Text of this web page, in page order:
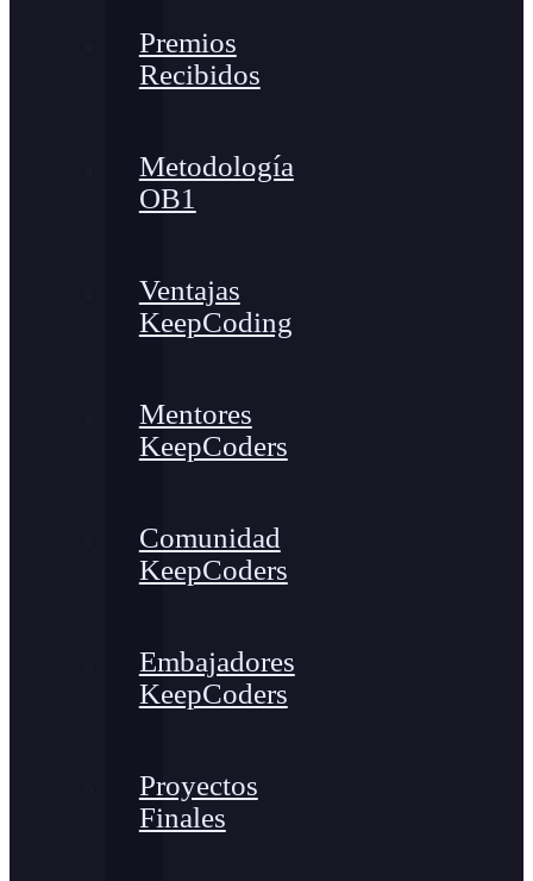
Premios
Recibidos
Metodología
OB1
Ventajas
KeepCoding
Mentores
KeepCoders
Comunidad
KeepCoders
Embajadores
KeepCoders
Proyectos
Finales